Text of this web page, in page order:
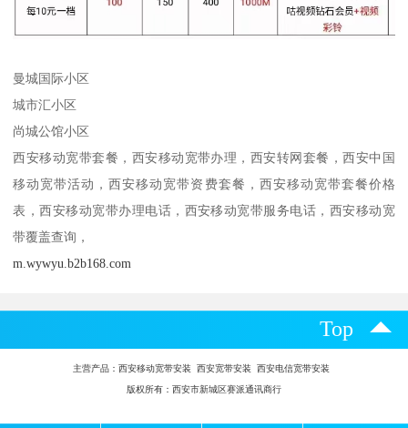
曼城国际小区
城市汇小区
尚城公馆小区
西安移动宽带套餐，西安移动宽带办理，西安转网套餐，西安中国
移动宽带活动，西安移动宽带资费套餐，西安移动宽带套餐价格
表，西安移动宽带办理电话，西安移动宽带服务电话，西安移动宽
带覆盖查询，
m.wywyu.b2b168.com
Top
主营产品： 西安移动宽带安装 西安宽带安装 西安电信宽带安装
版权所有：西安市新城区赛派通讯商行